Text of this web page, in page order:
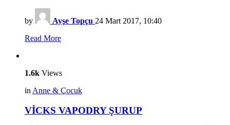
by Ayşe Topçu 24 Mart 2017, 10:40
Read More
1.6k Views
in Anne & Çocuk
VİCKS VAPODRY ŞURUP